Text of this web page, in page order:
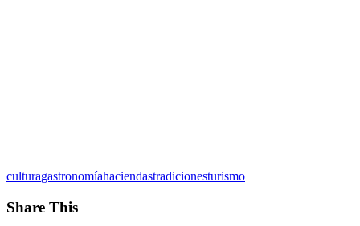
culturagastronomíahaciendastradicionesturismo
Share This